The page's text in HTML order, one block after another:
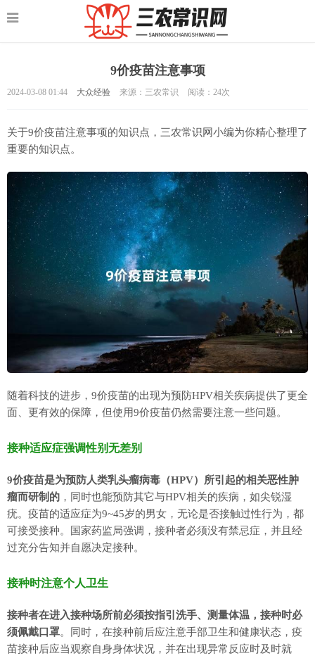
9价疫苗注意事项
2024-03-08 01:44 大众经验 来源：三农常识 阅读： 24次
关于9价疫苗注意事项的知识点，三农常识网小编为你精心整理了
重要的知识点。
随着科技的进步，9价疫苗的出现为预防HPV相关疾病提供了更全
面、更有效的保障，但使用9价疫苗仍然需要注意一些问题。
接种适应症强调性别无差别
9价疫苗是为预防人类乳头瘤病毒（HPV）所引起的相关恶性肿
瘤而研制的 ，同时也能预防其它与HPV相关的疾病，如尖锐湿
疣。疫苗的适应症为9~45岁的男女，无论是否接触过性行为，都
可接受接种。国家药监局强调，接种者必须没有禁忌症，并且经
过充分告知并自愿决定接种。
接种时注意个人卫生
接种者在进入接种场所前必须按指引洗手、测量体温，接种时必
须佩戴口罩。同时，在接种前后应注意手部卫生和健康状态，疫
苗接种后应当观察自身身体状况，并在出现异常反应时及时就